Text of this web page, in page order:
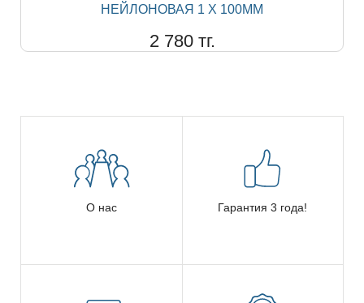
НЕЙЛОНОВАЯ 1 Х 100ММ
2 780 тг.
О нас Гарантия 3 года!